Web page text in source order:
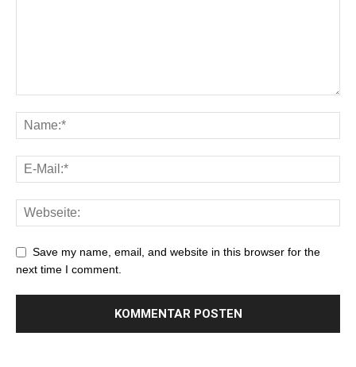
Save my name, email, and website in this browser for the
next time I comment.